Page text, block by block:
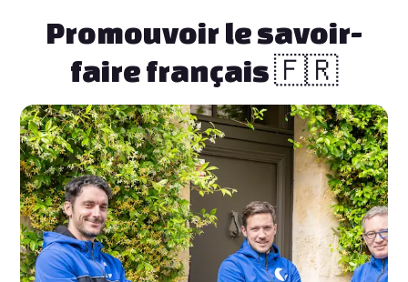
Promouvoir le savoir-
faire français 🇫🇷